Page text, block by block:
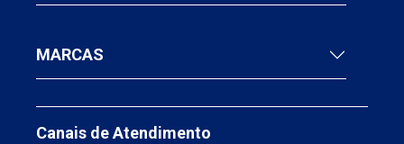
MARCAS
Canais de Atendimento